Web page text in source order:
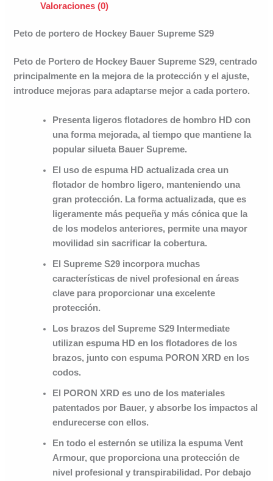
cantidadValoraciones (0)
Peto de portero de Hockey Bauer Supreme S29
Peto de Portero de Hockey Bauer Supreme S29, centrado
principalmente en la mejora de la protección y el ajuste,
introduce mejoras para adaptarse mejor a cada portero.
Presenta ligeros flotadores de hombro HD con
una forma mejorada, al tiempo que mantiene la
popular silueta Bauer Supreme.
El uso de espuma HD actualizada crea un
flotador de hombro ligero, manteniendo una
gran protección. La forma actualizada, que es
ligeramente más pequeña y más cónica que la
de los modelos anteriores, permite una mayor
movilidad sin sacrificar la cobertura.
El Supreme S29 incorpora muchas
características de nivel profesional en áreas
clave para proporcionar una excelente
protección.
Los brazos del Supreme S29 Intermediate
utilizan espuma HD en los flotadores de los
brazos, junto con espuma PORON XRD en los
codos.
El PORON XRD es uno de los materiales
patentados por Bauer, y absorbe los impactos al
endurecerse con ellos.
En todo el esternón se utiliza la espuma Vent
Armour, que proporciona una protección de
nivel profesional y transpirabilidad. Por debajo